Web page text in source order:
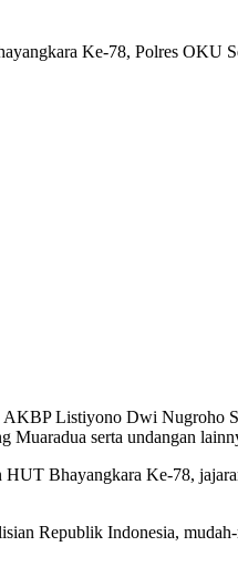
Ke-78, Polres OKU
Listiyono Dwi Nugroho
Muaradua serta undangan
Bhayangkara Ke-78,
Republik Indonesia,